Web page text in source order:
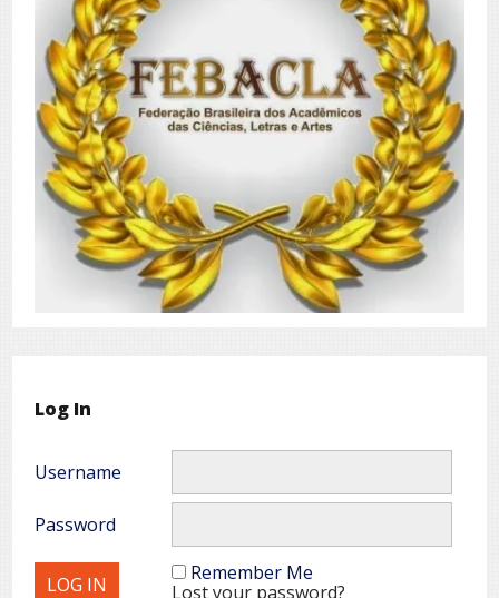
Log In
Username
Password
Remember Me
Lost your password?